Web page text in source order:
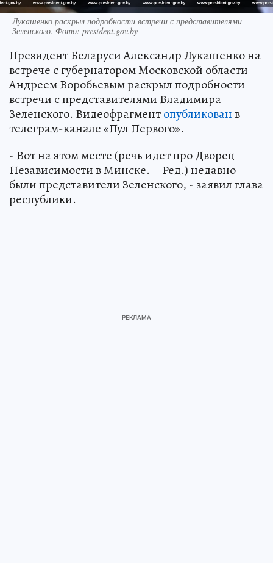
Лукашенко раскрыл подробности встречи с представителями
Зеленского. Фото: president.gov.by
Президент Беларуси Александр Лукашенко на
встрече с губернатором Московской области
Андреем Воробьевым раскрыл подробности
встречи с представителями Владимира
Зеленского. Видеофрагментопубликованв
телеграм-канале «Пул Первого».
- Вот на этом месте (речь идет про Дворец
Независимости в Минске. – Ред.) недавно
были представители Зеленского, - заявил глава
республики.